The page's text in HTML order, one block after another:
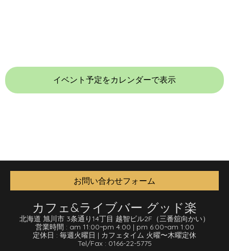
イベント予定をカレンダーで表示
お問い合わせフォーム
カフェ&ライブバー グッド楽
北海道 旭川市 3条通り14丁目 越智ビル2F （三番舘向かい）
営業時間 : am 11:00~pm 4:00 | pm 6:00~am 1:00
定休日 : 毎週火曜日 | カフェタイム 火曜〜木曜定休
Tel/Fax : 0166-22-5775